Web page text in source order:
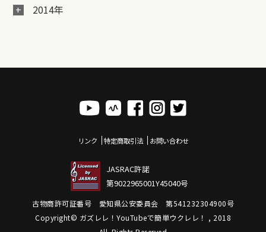
2014年
リンク 特定商取引法 お問い合わせ
JASRAC許諾
第9022965001Y45040号
古物商許可証番号 愛知県公安委員会 第541232304900号
Copyright© ガズレレ！YouTubeで簡単ウクレレ！ , 2018